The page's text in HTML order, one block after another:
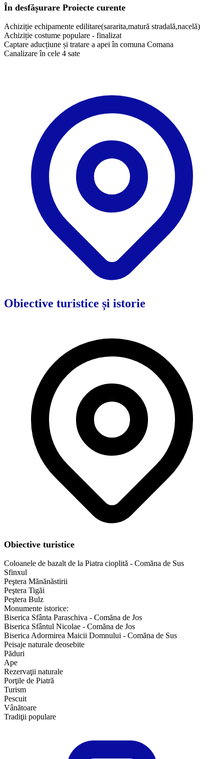
În desfășurare Proiecte curente
Achiziție echipamente edilitare(sararita,matură stradală,nacelă)
Achiziție costume populare - finalizat
Captare aducțiune și tratare a apei în comuna Comana
Canalizare în cele 4 sate
Obiective turistice și istorie
Obiective turistice
Coloanele de bazalt de la Piatra cioplită - Comăna de Sus
Sfinxul
Peştera Mănănăstirii
Peştera Tigăi
Peştera Bulz
Monumente istorice:
Biserica Sfânta Paraschiva - Comăna de Jos
Biserica Sfântul Nicolae - Comăna de Jos
Biserica Adormirea Maicii Domnului - Comăna de Sus
Peisaje naturale deosebite
Păduri
Ape
Rezervaţii naturale
Porţile de Piatră
Turism
Pescuit
Vânătoare
Tradiţii populare